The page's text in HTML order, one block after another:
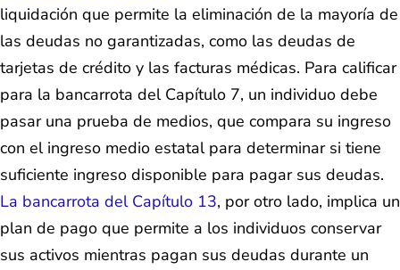
liquidación que permite la eliminación de la mayoría de
las deudas no garantizadas, como las deudas de
tarjetas de crédito y las facturas médicas. Para calificar
para la bancarrota del Capítulo 7, un individuo debe
pasar una prueba de medios, que compara su ingreso
con el ingreso medio estatal para determinar si tiene
suficiente ingreso disponible para pagar sus deudas.
La bancarrota del Capítulo 13, por otro lado, implica un
plan de pago que permite a los individuos conservar
sus activos mientras pagan sus deudas durante un